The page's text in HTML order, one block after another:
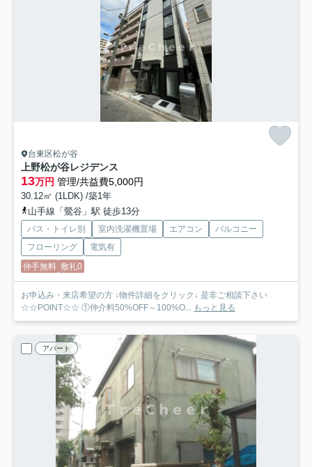
台東区松が谷
上野松が谷レジデンス
13万円 管理/共益費5,000円
30.12㎡ (1LDK) /築1年
山手線「鶯谷」駅 徒歩13分
バス・トイレ別 室内洗濯機置場 エアコン
バルコニー
フローリング
電気有
仲手無料 敷礼0
お申込み・来店希望の方 ↓物件詳細をクリック↓ 是非ご相談下さい
☆☆POINT☆☆ ①仲介料50%OFF～100%O... もっと見る
アパート